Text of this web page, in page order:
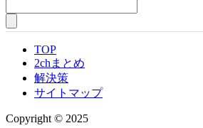
TOP
2chまとめ
解決策
サイトマップ
Copyright © 2025